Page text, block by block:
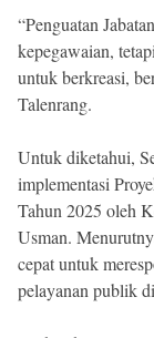
“Penguatan
kepegawaian,
untuk berkreasi,
Talenrang.
Untuk diketahui,
implementasi
Tahun 2025 oleh
Usman.
cepat untuk
pelayanan publik